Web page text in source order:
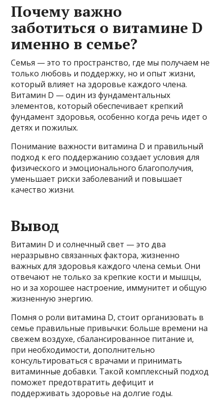
Почему важно
заботиться о витамине D
именно в семье?
Семья — это то пространство, где мы получаем не
только любовь и поддержку, но и опыт жизни,
который влияет на здоровье каждого члена.
Витамин D — один из фундаментальных
элементов, который обеспечивает крепкий
фундамент здоровья, особенно когда речь идет о
детях и пожилых.
Понимание важности витамина D и правильный
подход к его поддержанию создает условия для
физического и эмоционального благополучия,
уменьшает риски заболеваний и повышает
качество жизни.
Вывод
Витамин D и солнечный свет — это два
неразрывно связанных фактора, жизненно
важных для здоровья каждого члена семьи. Они
отвечают не только за крепкие кости и мышцы,
но и за хорошее настроение, иммунитет и общую
жизненную энергию.
Помня о роли витамина D, стоит организовать в
семье правильные привычки: больше времени на
свежем воздухе, сбалансированное питание и,
при необходимости, дополнительно
консультироваться с врачами и принимать
витаминные добавки. Такой комплексный подход
поможет предотвратить дефицит и
поддерживать здоровье на долгие годы.